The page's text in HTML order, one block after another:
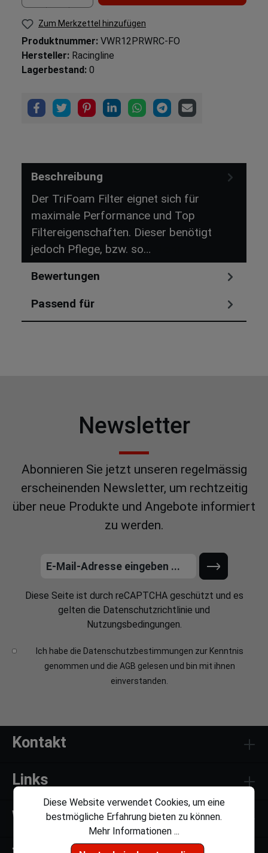
Zum Merkzettel hinzufügen
Produktnummer: VWR12PRWRC-FO
Hersteller: Racingline
Lagerbestand: 0
Beschreibung
Der TriFoam Filter eignet sich für
maximale Performance und Top
Filtereigenschaften. Dieser benötigt
jedoch Pflege, bzw. so…
Bewertungen
Passend für
Newsletter
Abonnieren Sie jetzt unseren regelmässig
erscheinenden Newsletter, um rechtzeitig
über neue Produkte und Angebote informiert
zu werden.
Diese Seite ist durch reCAPTCHA geschützt und es
gelten die Datenschutzrichtlinie und
Nutzungsbedingungen.
Ich habe die Datenschutzbestimmungen zur Kenntnis
genommen und die AGB gelesen und bin mit ihnen
einverstanden.
Kontakt
Links
Weiteres
Diese Website verwendet Cookies, um eine
bestmögliche Erfahrung bieten zu können.
Mehr Informationen ...